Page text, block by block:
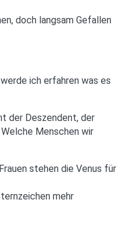
doch langsam Gefallen
ich erfahren was es
der Deszendent, der
Menschen wir
stehen die Venus für
mehr